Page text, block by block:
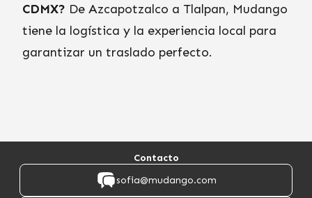
CDMX? De Azcapotzalco a Tlalpan, Mudango
tiene la logística y la experiencia local para
garantizar un traslado perfecto.
Contacto
sofia@mudango.com